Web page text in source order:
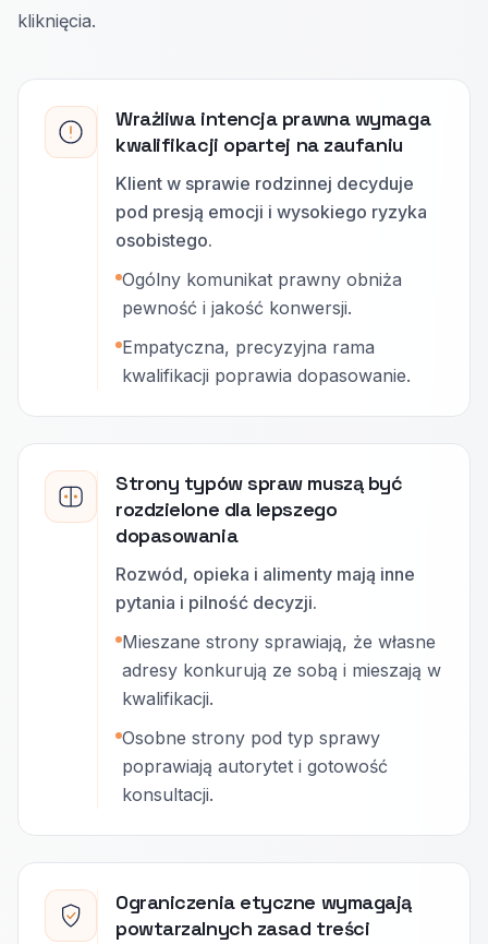
kliknięcia.
Wrażliwa intencja prawna wymaga
kwalifikacji opartej na zaufaniu
Klient w sprawie rodzinnej decyduje
pod presją emocji i wysokiego ryzyka
osobistego.
Ogólny komunikat prawny obniża
pewność i jakość konwersji.
Empatyczna, precyzyjna rama
kwalifikacji poprawia dopasowanie.
Strony typów spraw muszą być
rozdzielone dla lepszego
dopasowania
Rozwód, opieka i alimenty mają inne
pytania i pilność decyzji.
Mieszane strony sprawiają, że własne
adresy konkurują ze sobą i mieszają w
kwalifikacji.
Osobne strony pod typ sprawy
poprawiają autorytet i gotowość
konsultacji.
Ograniczenia etyczne wymagają
powtarzalnych zasad treści